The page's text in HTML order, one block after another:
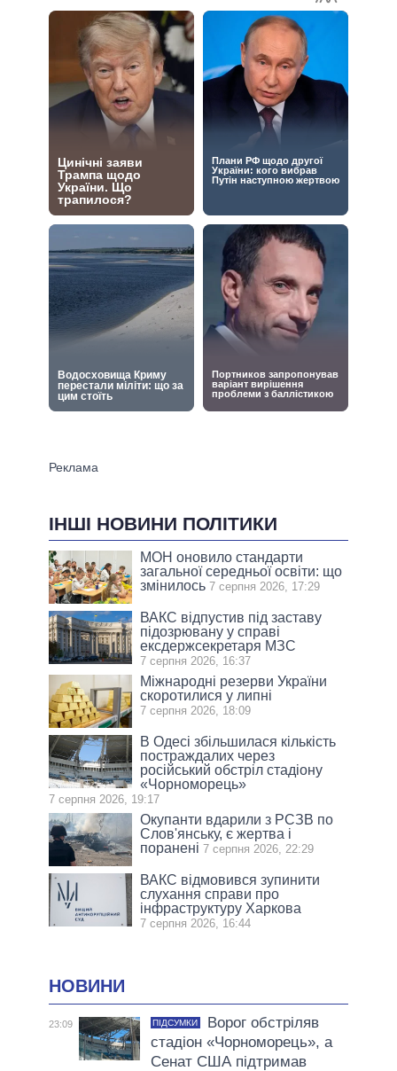
ІНШІ НОВИНИ ПОЛІТИКИ
МОН оновило стандарти
загальної середньої освіти: що
змінилось 7 серпня 2026, 17:29
ВАКС відпустив під заставу
підозрювану у справі
ексдержсекретаря МЗС
7 серпня 2026, 16:37
Міжнародні резерви України
скоротилися у липні
7 серпня 2026, 18:09
В Одесі збільшилася кількість
постраждалих через
російський обстріл стадіону
«Чорноморець»
7 серпня 2026, 19:17
Окупанти вдарили з РСЗВ по
Слов'янську, є жертва і
поранені 7 серпня 2026, 22:29
ВАКС відмовився зупинити
слухання справи про
інфраструктуру Харкова
7 серпня 2026, 16:44
НОВИНИ
23:09 ПІДСУМКИ
Ворог обстріляв
стадіон «Чорноморець», а
Сенат США підтримав